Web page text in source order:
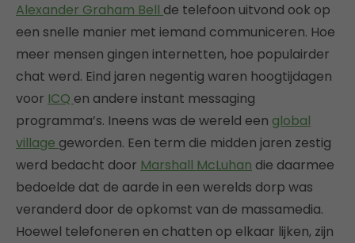
Alexander Graham Bell de telefoon uitvond ook op
een snelle manier met iemand communiceren. Hoe
meer mensen gingen internetten, hoe populairder
chat werd. Eind jaren negentig waren hoogtijdagen
voor ICQ en andere instant messaging
programma’s. Ineens was de wereld een global
village geworden. Een term die midden jaren zestig
werd bedacht door Marshall McLuhan die daarmee
bedoelde dat de aarde in een werelds dorp was
veranderd door de opkomst van de massamedia.
Hoewel telefoneren en chatten op elkaar lijken, zijn